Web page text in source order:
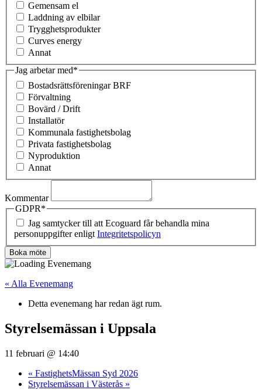
Gemensam el
Laddning av elbilar
Trygghetsprodukter
Curves energy
Annat
Jag arbetar med*
Bostadsrättsföreningar BRF
Förvaltning
Bovärd / Drift
Installatör
Kommunala fastighetsbolag
Privata fastighetsbolag
Nyproduktion
Annat
Kommentar
GDPR*
Jag samtycker till att Ecoguard får behandla mina
personuppgifter enligt Integritetspolicyn
Boka möte
« Alla Evenemang
Detta evenemang har redan ägt rum.
Styrelsemässan i Uppsala
11 februari @ 14:40
« FastighetsMässan Syd 2026
Styrelsemässan i Västerås »